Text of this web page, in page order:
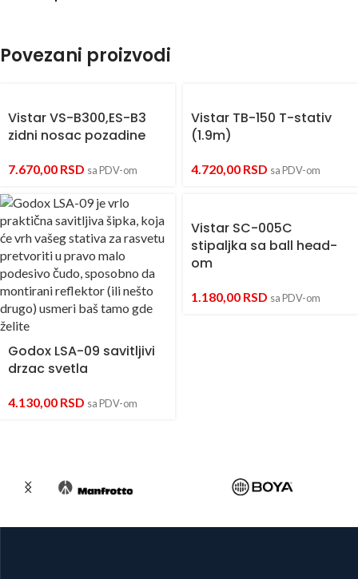
Povezani proizvodi
Vistar VS-B300,ES-B3
zidni nosac pozadine
7.670,00 RSD sa PDV-om
Vistar TB-150 T-stativ
(1.9m)
4.720,00 RSD sa PDV-om
Godox LSA-09 savitljivi
drzac svetla
4.130,00 RSD sa PDV-om
Vistar SC-005C
stipaljka sa ball head-
om
1.180,00 RSD sa PDV-om